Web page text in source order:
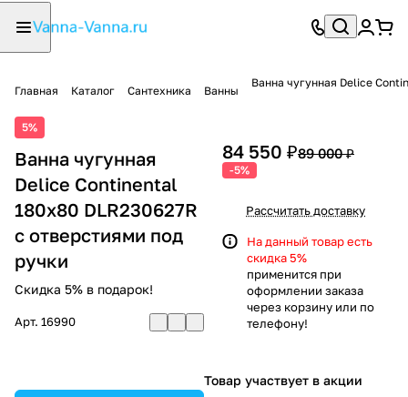
Главная Каталог Сантехника Ванны
Ванна чугунная Delice
5%
Ванна чугунная
Delice Continental
180х80 DLR230627R
с отверстиями под
ручки
Скидка 5% в подарок!
Арт. 16990
84 550 ₽89 000 ₽
-5%
Рассчитать доставку
На данный товар есть
скидка 5%
применится при
оформлении заказа
через корзину или по
телефону!
Товар участвует в акции